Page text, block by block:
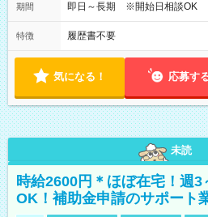
期間 即日～長期 ※開始日相談OK
特徴 履歴書不要
気になる！ 応募す
未読
時給2600円＊ほぼ在宅！週3
OK！補助金申請のサポート